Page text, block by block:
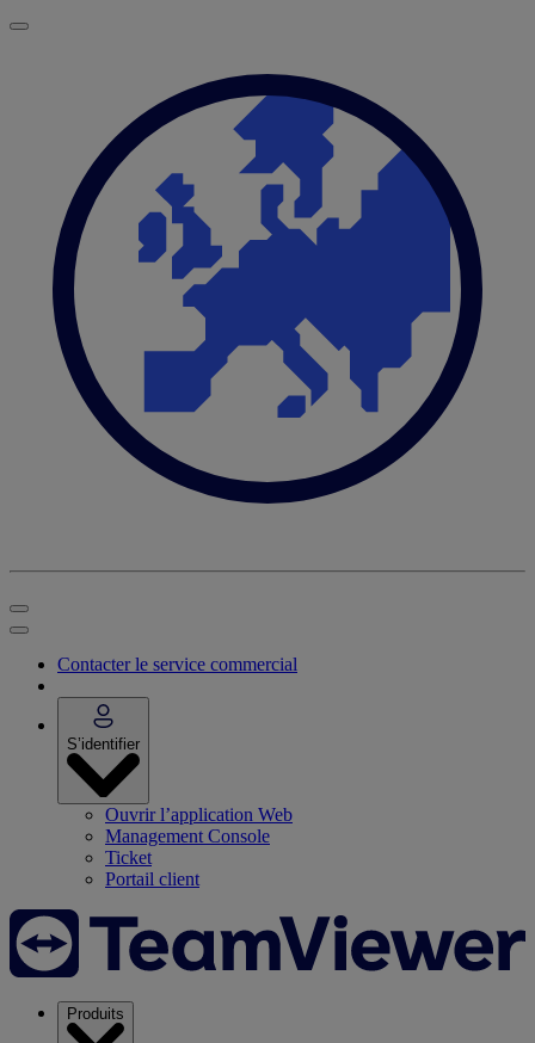
Contacter le service commercial
S’identifier
Ouvrir l’application Web
Management Console
Ticket
Portail client
Produits